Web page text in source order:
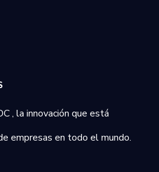
, la innovación que está
empresas en todo el mundo.